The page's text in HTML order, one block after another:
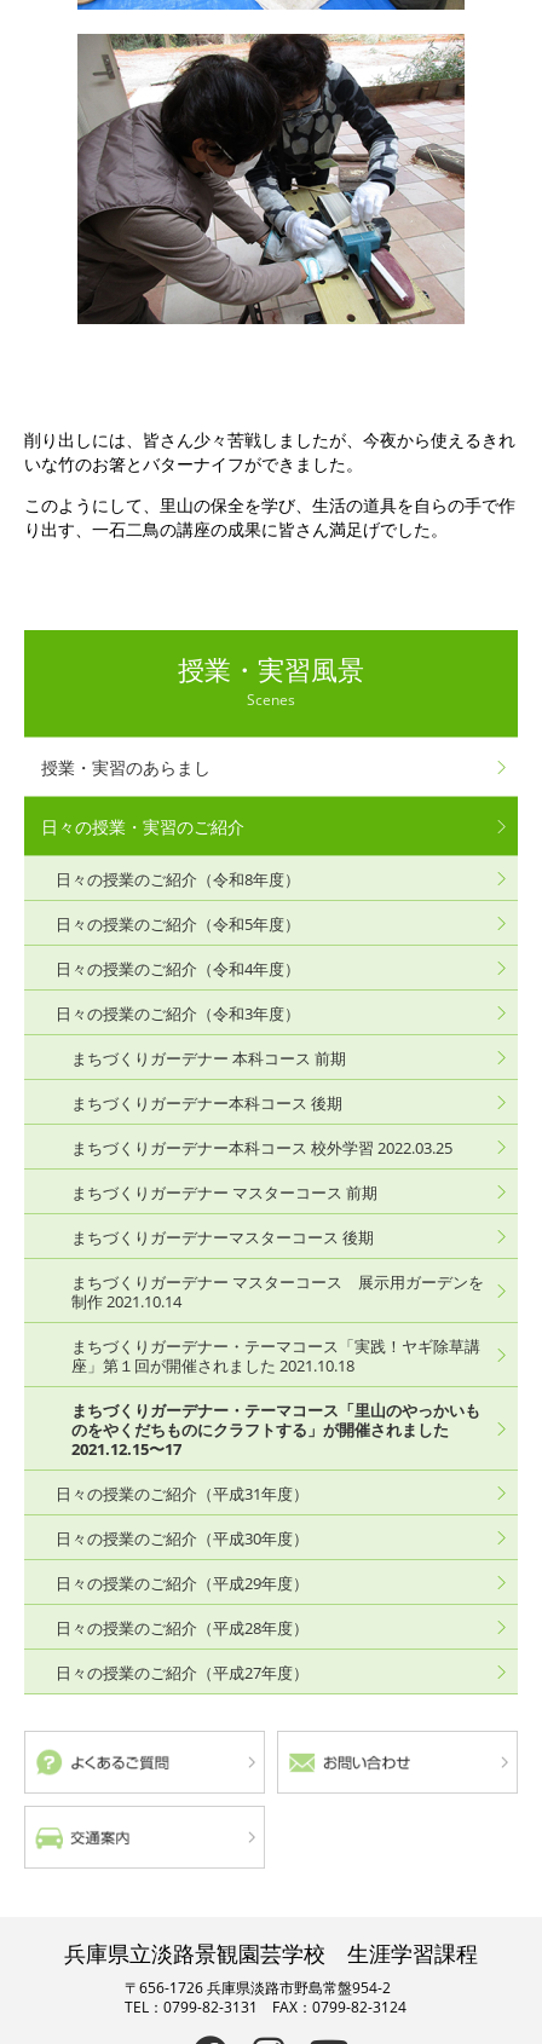
削り出しには、皆さん少々苦戦しましたが、今夜から使えるきれ
いな竹のお箸とバターナイフができました。
このようにして、里山の保全を学び、生活の道具を自らの手で作
り出す、一石二鳥の講座の成果に皆さん満足げでした。
授業・実習風景
Scenes
授業・実習のあらまし
日々の授業・実習のご紹介
日々の授業のご紹介（令和8年度）
日々の授業のご紹介（令和5年度）
日々の授業のご紹介（令和4年度）
日々の授業のご紹介（令和3年度）
まちづくりガーデナー 本科コース 前期
まちづくりガーデナー本科コース 後期
まちづくりガーデナー本科コース 校外学習 2022.03.25
まちづくりガーデナー マスターコース 前期
まちづくりガーデナーマスターコース 後期
まちづくりガーデナー マスターコース 展示用ガーデンを
制作 2021.10.14
まちづくりガーデナー・テーマコース「実践！ヤギ除草講
座」第１回が開催されました 2021.10.18
まちづくりガーデナー・テーマコース「里山のやっかいも
のをやくだちものにクラフトする」が開催されました
2021.12.15〜17
日々の授業のご紹介（平成31年度）
日々の授業のご紹介（平成30年度）
日々の授業のご紹介（平成29年度）
日々の授業のご紹介（平成28年度）
日々の授業のご紹介（平成27年度）
兵庫県立淡路景観園芸学校 生涯学習課程
〒656-1726 兵庫県淡路市野島常盤954-2
TEL：0799-82-3131 FAX：0799-82-3124